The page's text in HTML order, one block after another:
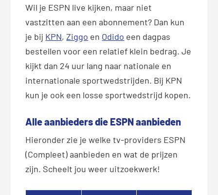
Wil je ESPN live kijken, maar niet
vastzitten aan een abonnement? Dan kun
je bij KPN,Ziggo en Odido een dagpas
bestellen voor een relatief klein bedrag. Je
kijkt dan 24 uur lang naar nationale en
internationale sportwedstrijden. Bij KPN
kun je ook een losse sportwedstrijd kopen.
Alle aanbieders die ESPN aanbieden
Hieronder zie je welke tv-providers ESPN
(Compleet) aanbieden en wat de prijzen
zijn. Scheelt jou weer uitzoekwerk!